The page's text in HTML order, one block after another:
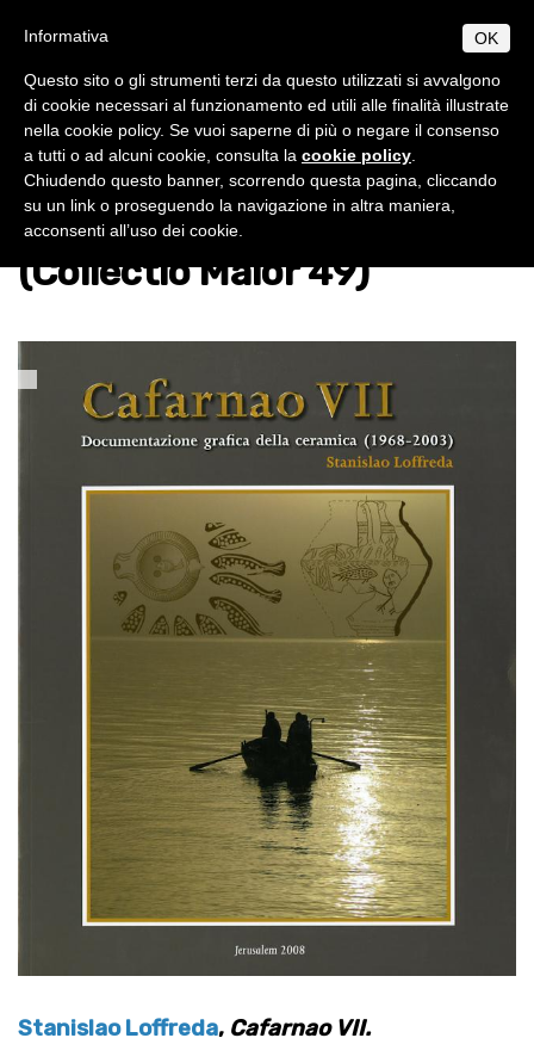
contenuto
principale
FRANCISCANUM
MENU
EN
IT
CHI SIAMO
Informazioni di base
Origini e sviluppo
Centenario di fondazione
Autorità
Sede accademica
Biblioteca
PROGRAMMI
Norme generali
Dottorato
Ordinamento STJ
Ordo e Depliant
PUBBLICAZIONI
Collectio Maior
Collectio Minor
Liber Annuus
Altro
AMBIENTE BIBLICO
Escursioni
ATTIVITÀ
Tesi Licenza / Dottorato
CABT
Notiziario
Scadenze accademiche
Norme metodologiche
Tasse accademiche
Contatti
Home publications collectio maior
Loffreda, Cafarnao VII
(Collectio Maior 49)
Stanislao Loffreda, Cafarnao VII.
OK
Informativa
Questo sito o gli strumenti terzi da questo utilizzati si avvalgono
di cookie necessari al funzionamento ed utili alle finalità illustrate
nella cookie policy. Se vuoi saperne di più o negare il consenso
a tutti o ad alcuni cookie, consulta la cookie policy
Chiudendo questo banner, scorrendo questa pagina, cliccando
su un link o proseguendo la navigazione in altra maniera,
acconsenti all’uso dei cookie.